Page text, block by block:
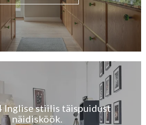
Inglise stiilis täispuidust
näidisköök.